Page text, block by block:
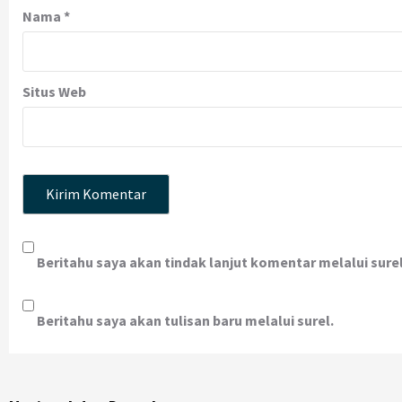
Nama *
Situs Web
Beritahu saya akan tindak lanjut komentar melalui
Beritahu saya akan tulisan baru melalui surel.